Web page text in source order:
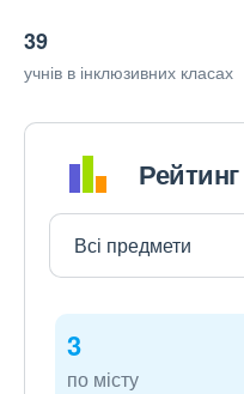
39
учнів в інклюзивних класах
3
по місту